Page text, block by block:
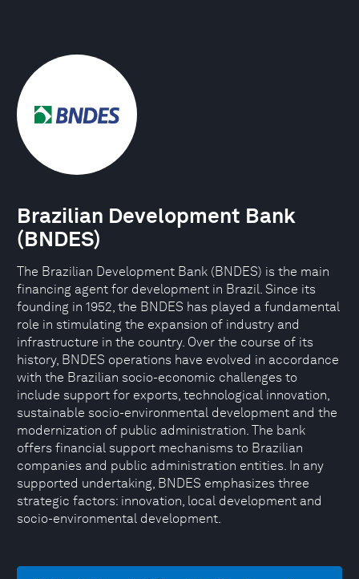
Brazilian Development Bank
(BNDES)
The Brazilian Development Bank (BNDES) is the main
financing agent for development in Brazil. Since its
founding in 1952, the BNDES has played a fundamental
role in stimulating the expansion of industry and
infrastructure in the country. Over the course of its
history, BNDES operations have evolved in accordance
with the Brazilian socio-economic challenges to
include support for exports, technological innovation,
sustainable socio-environmental development and the
modernization of public administration. The bank
offers financial support mechanisms to Brazilian
companies and public administration entities. In any
supported undertaking, BNDES emphasizes three
strategic factors: innovation, local development and
socio-environmental development.